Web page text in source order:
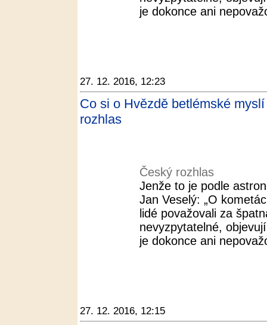
je dokonce ani
27. 12. 2016, 12:23
Co si o Hvězdě betlémské
rozhlas
Český rozhlas
Jenže to je podle
Jan Veselý: „O
lidé považovali za
nevyzpytatelné,
je dokonce ani
27. 12. 2016, 12:15